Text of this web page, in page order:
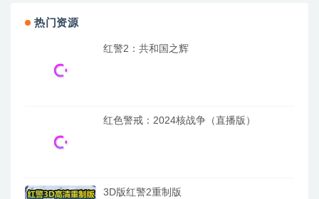
热门资源
红警2：共和国之辉
红色警戒：2024核战争（直播版）
3D版红警2重制版